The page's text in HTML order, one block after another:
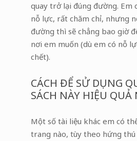
quay trở lại đúng đường. Em
nỗ lực, rất chăm chỉ, nhưng
đường thì sẽ chẳng bao giờ
nơi em muốn (dù em có nỗ
chết).
CÁCH ĐỂ SỬ DỤNG
SÁCH NÀY HIỆU QUẢ
Một số tài liệu khác em có
trang nào, tùy theo hứng thú